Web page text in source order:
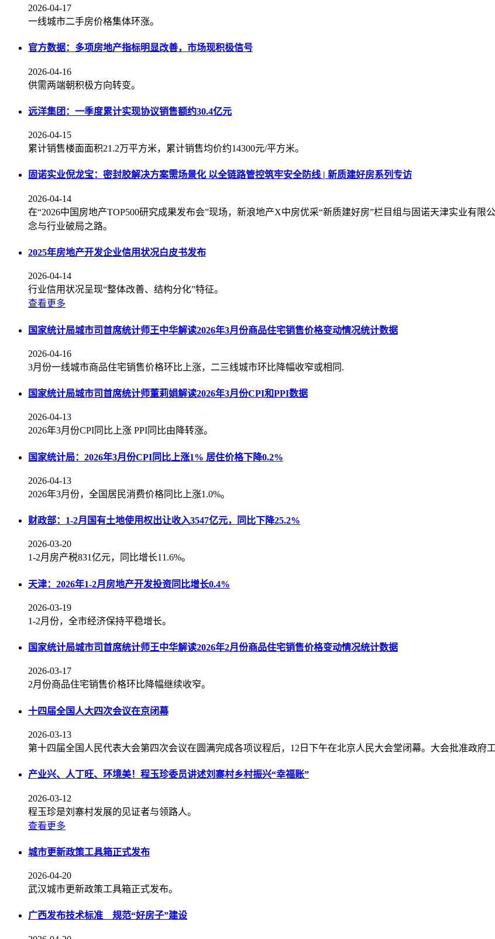
2026-04-17
一线城市二手房价格集体环涨。
官方数据：多项房地产指标明显改善，市场现积极信号
2026-04-16
供需两端朝积极方向转变。
远洋集团：一季度累计实现协议销售额约30.4亿元
2026-04-15
累计销售楼面面积21.2万平方米，累计销售均价约14300元/平方米。
固诺实业倪龙宝：密封胶解决方案需场景化 以全链路管控筑牢安全防线 | 新质建好房系列专访
2026-04-14
在“2026中国房地产TOP500研究成果发布会”现场，新浪地产X中房优采“新质建好房”栏目组与固诺天津实业有
念与行业破局之路。
2025年房地产开发企业信用状况白皮书发布
2026-04-14
行业信用状况呈现“整体改善、结构分化”特征。
查看更多
国家统计局城市司首席统计师王中华解读2026年3月份商品住宅销售价格变动情况统计数据
2026-04-16
3月份一线城市商品住宅销售价格环比上涨，二三线城市环比降幅收窄或相同.
国家统计局城市司首席统计师董莉娟解读2026年3月份CPI和PPI数据
2026-04-13
2026年3月份CPI同比上涨 PPI同比由降转涨。
国家统计局：2026年3月份CPI同比上涨1% 居住价格下降0.2%
2026-04-13
2026年3月份，全国居民消费价格同比上涨1.0%。
财政部：1-2月国有土地使用权出让收入3547亿元，同比下降25.2%
2026-03-20
1-2月房产税831亿元，同比增长11.6%。
天津：2026年1-2月房地产开发投资同比增长0.4%
2026-03-19
1-2月份，全市经济保持平稳增长。
国家统计局城市司首席统计师王中华解读2026年2月份商品住宅销售价格变动情况统计数据
2026-03-17
2月份商品住宅销售价格环比降幅继续收窄。
十四届全国人大四次会议在京闭幕
2026-03-13
第十四届全国人民代表大会第四次会议在圆满完成各项议程后，12日下午在北京人民大会堂闭幕。大会批准政府
产业兴、人丁旺、环境美！程玉珍委员讲述刘寨村乡村振兴“幸福账”
2026-03-12
程玉珍是刘寨村发展的见证者与领路人。
查看更多
城市更新政策工具箱正式发布
2026-04-20
武汉城市更新政策工具箱正式发布。
广西发布技术标准 规范“好房子”建设